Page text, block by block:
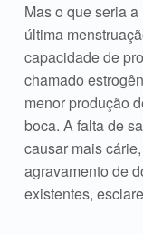
Mas o que seria
última
capacidade de
chamado
menor produção
boca. A falta de
causar mais
agravamento de
existentes,